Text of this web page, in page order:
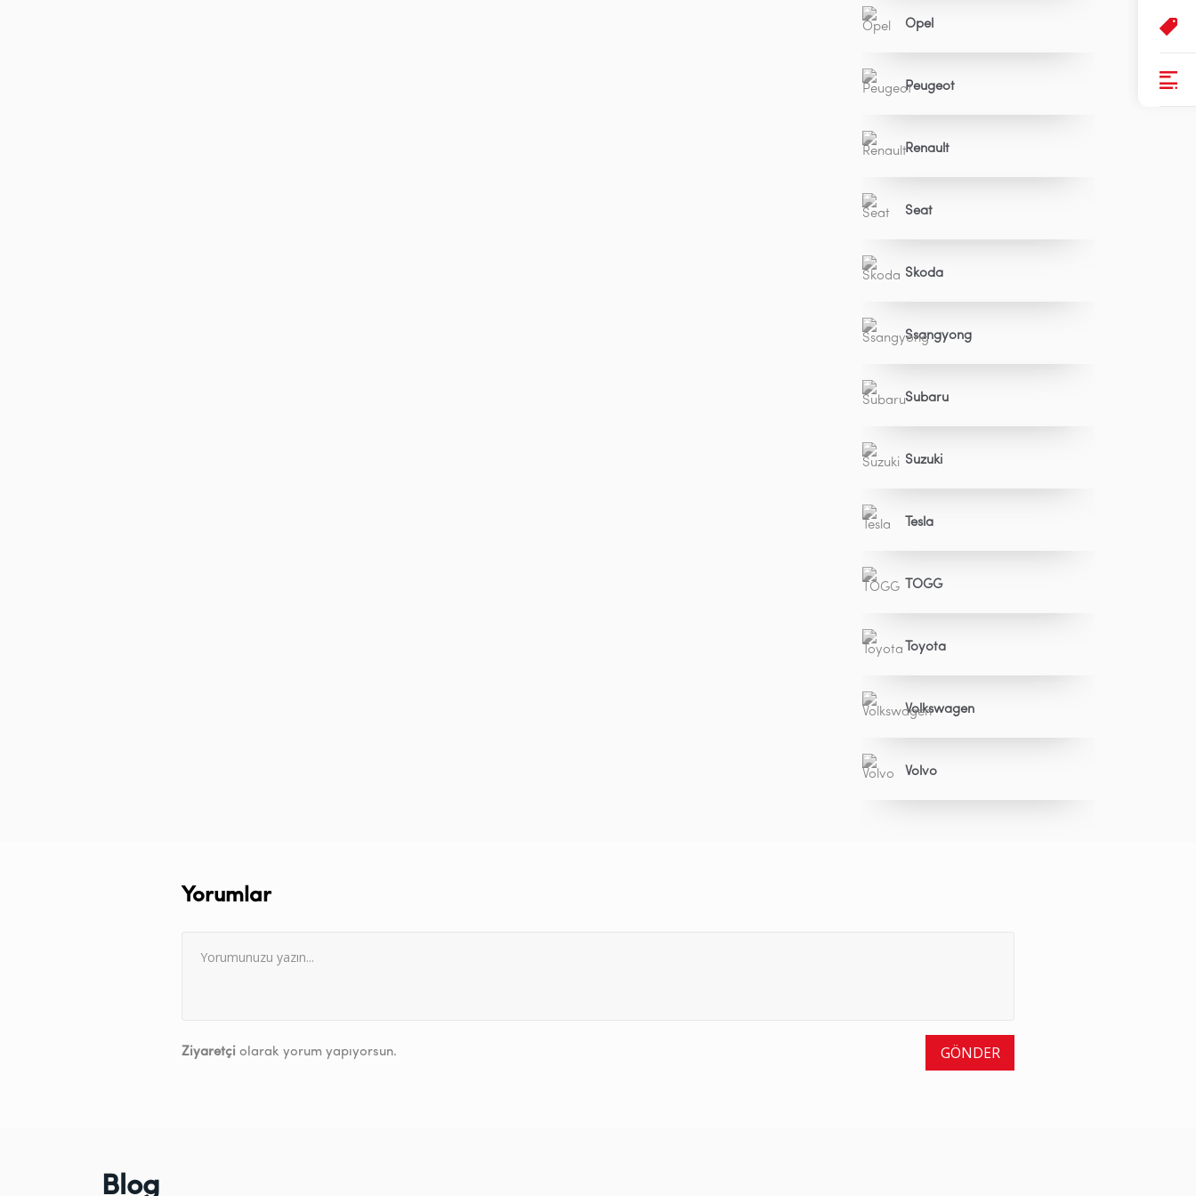
Opel
Peugeot
Renault
Seat
Skoda
Ssangyong
Subaru
Suzuki
Tesla
TOGG
Toyota
Volkswagen
Volvo
Yorumlar
Ziyaretçi olarak yorum yapıyorsun. GÖNDER
Blog